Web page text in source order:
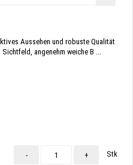
Aussehen und robuste Qualität
angenehm weiche B ...
- + Stk